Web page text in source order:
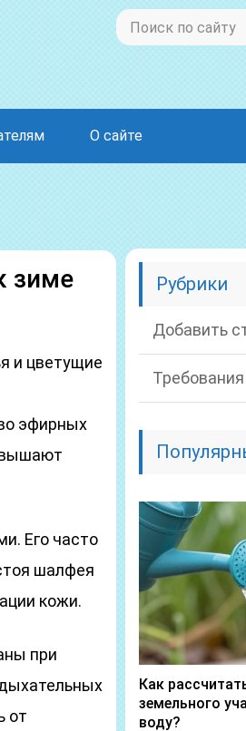
О сайте
зиме
и цветущие
эфирных
Его часто
шалфея
кожи.
при
от
Рубрики
Добавить
Как
земельного
воду?